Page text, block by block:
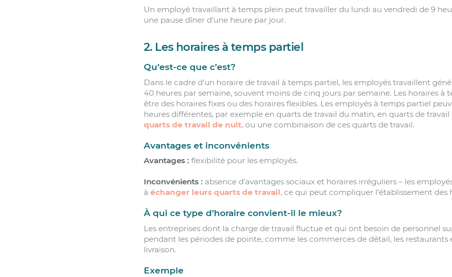
Un employé travaillant à temps plein peut travailler du lundi au vendredi de 9
une pause dîner d’une heure par jour.
2. Les horaires à temps partiel
Qu’est-ce que c’est?
Dans le cadre d’un horaire de travail à temps partiel, les employés travaillent
40 heures par semaine, souvent moins de cinq jours par semaine. Les horaires à
être des horaires fixes ou des horaires flexibles. Les employés à temps partiel
heures différentes, par exemple en quarts de travail du matin, en quarts de
quarts de travail de nuit, ou une combinaison de ces quarts de travail.
Avantages et inconvénients
Avantages : flexibilité pour les employés.
Inconvénients : absence d’avantages sociaux et horaires irréguliers – les
à échanger leurs quarts de travail, ce qui peut compliquer l’établissement des
À qui ce type d’horaire convient-il le mieux?
Les entreprises dont la charge de travail fluctue et qui ont besoin de personnel
pendant les périodes de pointe, comme les commerces de détail, les restaurants
livraison.
Exemple